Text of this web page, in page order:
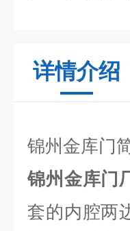
详情介绍
锦州金库门
锦州金库门
套的内腔两